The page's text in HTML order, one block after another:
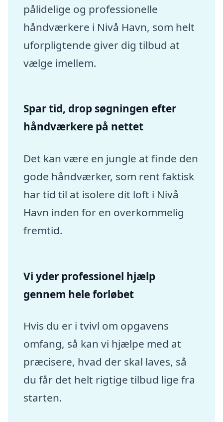
pålidelige og professionelle
håndværkere i Nivå Havn, som helt
uforpligtende giver dig tilbud at
vælge imellem.
Spar tid, drop søgningen efter
håndværkere på nettet
Det kan være en jungle at finde den
gode håndværker, som rent faktisk
har tid til at isolere dit loft i Nivå
Havn inden for en overkommelig
fremtid.
Vi yder professionel hjælp
gennem hele forløbet
Hvis du er i tvivl om opgavens
omfang, så kan vi hjælpe med at
præcisere, hvad der skal laves, så
du får det helt rigtige tilbud lige fra
starten.